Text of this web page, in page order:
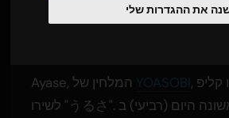
את ההגדרות שלי
3 יוני 2026
מאנגלית
YOASOBI, שחרר את הווידאו קליפ
לשירו "うるさ". הווידאו עלה לראשונה היום (רביעי) ב-